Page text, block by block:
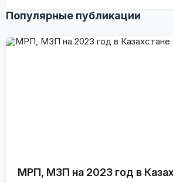
Популярные публикации
МРП, МЗП на 2023 год в